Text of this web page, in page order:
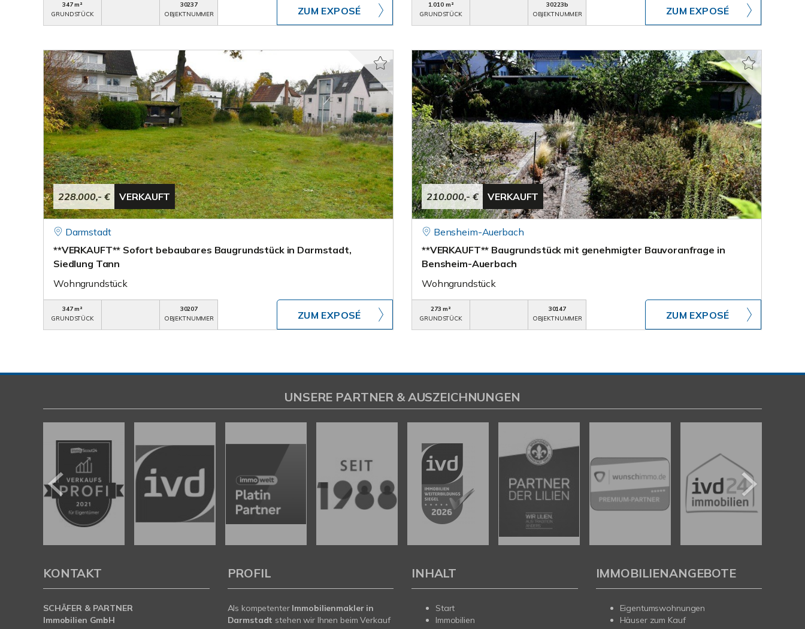
347 m²
GRUNDSTÜCK
30237
OBJEKTNUMMER
ZUM EXPOSÉ
1.010 m²
GRUNDSTÜCK
30223b
OBJEKTNUMMER
ZUM EXPOSÉ
228.000,- € VERKAUFT
Darmstadt
**VERKAUFT** Sofort bebaubares Baugrundstück in Darmstadt,
Siedlung Tann
Wohngrundstück
347 m²
GRUNDSTÜCK
30207
OBJEKTNUMMER
ZUM EXPOSÉ
210.000,- € VERKAUFT
Bensheim-Auerbach
**VERKAUFT** Baugrundstück mit genehmigter Bauvoranfrage in
Bensheim-Auerbach
Wohngrundstück
273 m²
GRUNDSTÜCK
30147
OBJEKTNUMMER
ZUM EXPOSÉ
UNSERE PARTNER & AUSZEICHNUNGEN
KONTAKT
SCHÄFER & PARTNER
Immobilien GmbH
PROFIL
Als kompetenter Immobilienmakler in
Darmstadt stehen wir Ihnen beim Verkauf
INHALT
Start
Immobilien
IMMOBILIENANGEBOTE
Eigentumswohnungen
Häuser zum Kauf